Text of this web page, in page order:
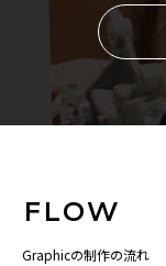
FLOW
Graphicの制作の流れ